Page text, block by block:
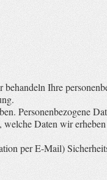
Ihre
Personenbezogene
Daten wir
per E-Mail)